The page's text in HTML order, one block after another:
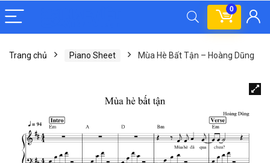
0
Trang chủ Piano Sheet Mùa Hè Bất Tận – Hoàng Dũng